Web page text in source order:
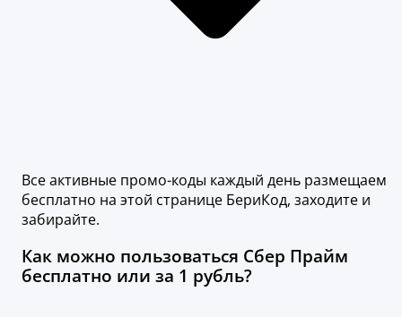
Все активные промо-коды каждый день размещаем
бесплатно на этой странице БериКод, заходите и
забирайте.
Как можно пользоваться Сбер Прайм
бесплатно или за 1 рубль?